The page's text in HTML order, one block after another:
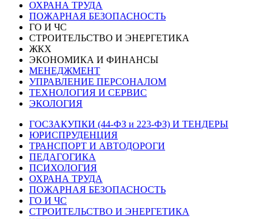
ОХРАНА ТРУДА
ПОЖАРНАЯ БЕЗОПАСНОСТЬ
ГО И ЧС
СТРОИТЕЛЬСТВО И ЭНЕРГЕТИКА
ЖКХ
ЭКОНОМИКА И ФИНАНСЫ
МЕНЕДЖМЕНТ
УПРАВЛЕНИЕ ПЕРСОНАЛОМ
ТЕХНОЛОГИЯ И СЕРВИС
ЭКОЛОГИЯ
ГОСЗАКУПКИ (44-ФЗ и 223-ФЗ) И ТЕНДЕРЫ
ЮРИСПРУДЕНЦИЯ
ТРАНСПОРТ И АВТОДОРОГИ
ПЕДАГОГИКА
ПСИХОЛОГИЯ
ОХРАНА ТРУДА
ПОЖАРНАЯ БЕЗОПАСНОСТЬ
ГО И ЧС
СТРОИТЕЛЬСТВО И ЭНЕРГЕТИКА